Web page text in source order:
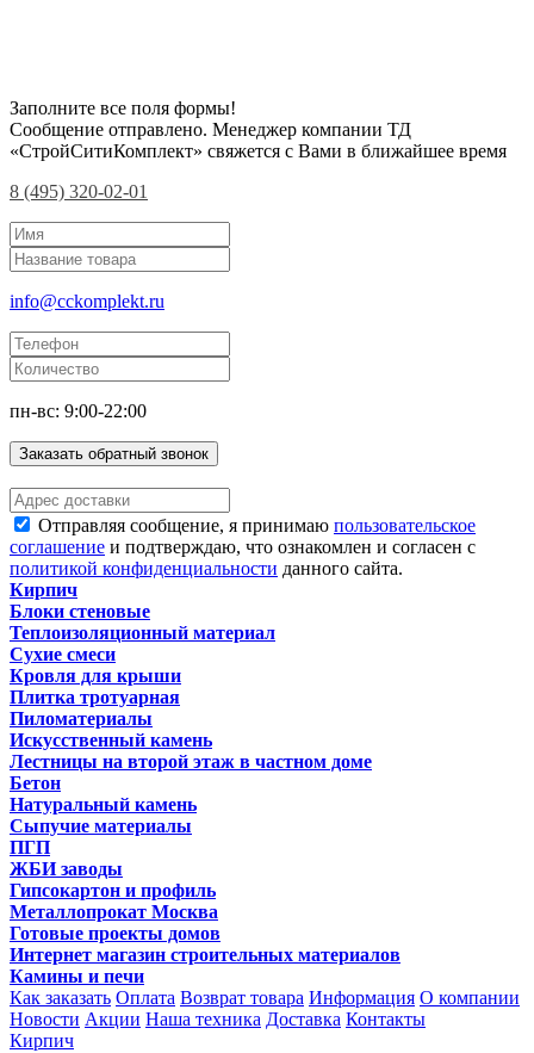
Заполните все поля формы!
Сообщение отправлено. Менеджер компании ТД
«СтройСитиКомплект» свяжется с Вами в ближайшее время
8 (495) 320-02-01
info@cckomplekt.ru
пн-вс: 9:00-22:00
Заказать обратный звонок
Отправляя сообщение, я принимаю пользовательское
соглашение и подтверждаю, что ознакомлен и согласен с
политикой конфиденциальности данного сайта.
Кирпич
Блоки стеновые
Теплоизоляционный материал
Сухие смеси
Кровля для крыши
Плитка тротуарная
Пиломатериалы
Искусственный камень
Лестницы на второй этаж в частном доме
Бетон
Натуральный камень
Сыпучие материалы
ПГП
ЖБИ заводы
Гипсокартон и профиль
Металлопрокат Москва
Готовые проекты домов
Интернет магазин строительных материалов
Камины и печи
Как заказать Оплата Возврат товара Информация О компании
Новости Акции Наша техника Доставка Контакты
Кирпич